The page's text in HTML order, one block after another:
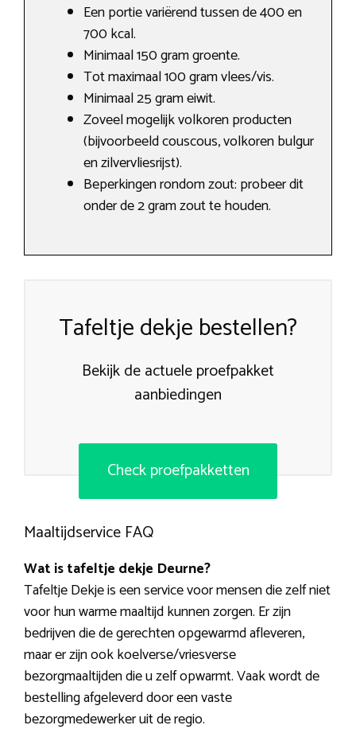
Een portie variërend tussen de 400 en
700 kcal.
Minimaal 150 gram groente.
Tot maximaal 100 gram vlees/vis.
Minimaal 25 gram eiwit.
Zoveel mogelijk volkoren producten
(bijvoorbeeld couscous, volkoren bulgur
en zilvervliesrijst).
Beperkingen rondom zout: probeer dit
onder de 2 gram zout te houden.
Tafeltje dekje bestellen?
Bekijk de actuele proefpakket
aanbiedingen
Check proefpakketten
Maaltijdservice FAQ
Wat is tafeltje dekje Deurne?
Tafeltje Dekje is een service voor mensen die zelf niet
voor hun warme maaltijd kunnen zorgen. Er zijn
bedrijven die de gerechten opgewarmd afleveren,
maar er zijn ook koelverse/vriesverse
bezorgmaaltijden die u zelf opwarmt. Vaak wordt de
bestelling afgeleverd door een vaste
bezorgmedewerker uit de regio.